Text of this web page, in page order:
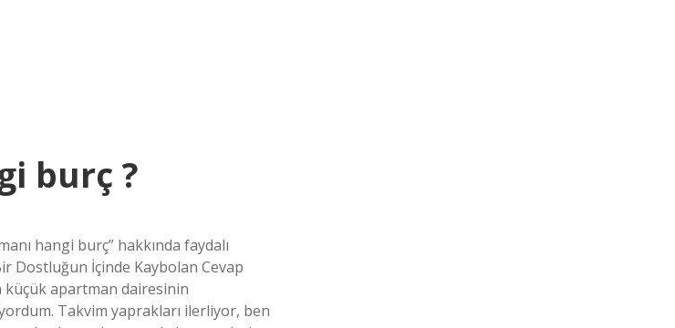
burç ?
hangi burç” hakkında faydalı
Dostluğun İçinde Kaybolan Cevap
küçük apartman dairesinin
Takvim yaprakları ilerliyor, ben